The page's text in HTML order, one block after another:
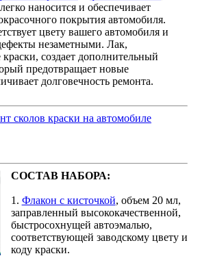
наносится и обеспечивает
покрытия автомобиля.
цвету вашего автомобиля и
незаметными. Лак,
создает дополнительный
предотвращает новые
долговечность ремонта.
сколов краски на автомобиле
СОСТАВ НАБОРА:
1. Флакон с кисточкой, объем 20 мл,
заправленный высококачественной,
быстросохнущей автоэмалью,
соответствующей заводскому цвету и
коду краски.